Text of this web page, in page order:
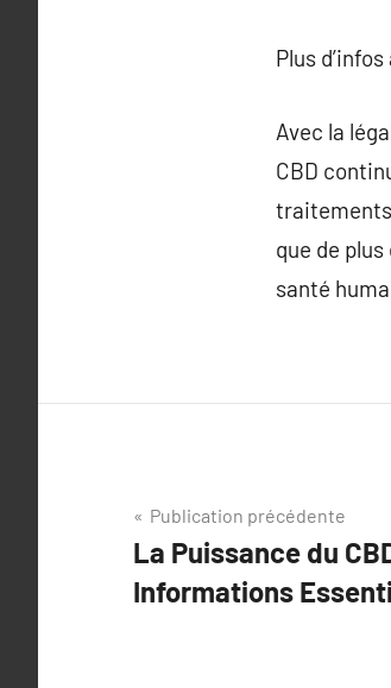
Plus
Avec la
CBD
que de
santé
Navigation
de
l’article
Publication précédente
La Puissance du
Informations